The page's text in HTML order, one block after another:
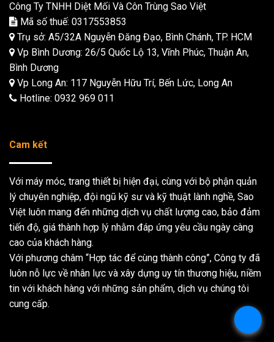
Công Ty TNHH Diệt Mối Và Côn Trùng Sao Việt
Mã số thuế: 0317553853
Trụ sở: A5/32A Nguyễn Đăng Đạo, Bình Chánh, TP. HCM
Vp Bình Dương: 26/5 Quốc Lộ 13, Vĩnh Phúc, Thuận An,
Bình Dương
Vp Long An: 117 Nguyễn Hữu Trí, Bến Lức, Long An
Hotline: 0932 969 011
Cam kết
Với máy móc, trang thiết bị hiện đại, cùng với bộ phận quản
lý chuyên nghiệp, đội ngũ kỹ sư và kỹ thuật lành nghề, Sao
Việt luôn mang đến những dịch vụ chất lượng cao, bảo đảm
tiến độ, giá thành hợp lý nhằm đáp ứng yêu cầu ngày càng
cao của khách hàng.
Với phương châm “Hợp tác để cùng thành công”, Công ty đã
luôn nỗ lực về nhân lực và xây dựng uy tín thương hiệu, niềm
tin với khách hàng với những sản phẩm, dịch vụ chúng tôi
cung cấp.